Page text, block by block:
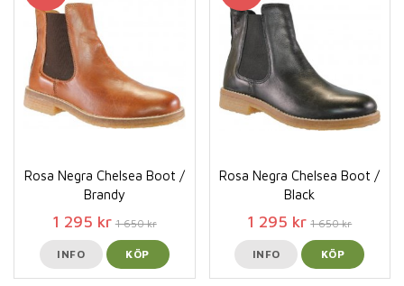
Rosa Negra Chelsea Boot /
Brandy
1 295 kr 1 650 kr
INFO KÖP
Rosa Negra Chelsea Boot /
Black
1 295 kr 1 650 kr
INFO KÖP